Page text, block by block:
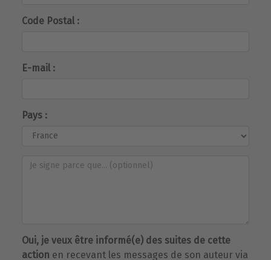
Code Postal :
E-mail :
Pays :
Oui, je veux être informé(e) des suites de cette
action en recevant les messages de son auteur via